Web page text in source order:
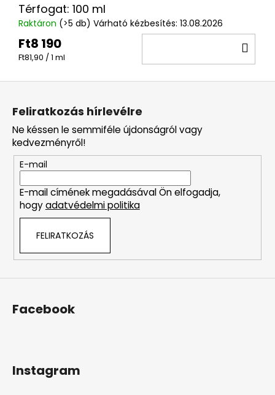
Térfogat: 100 ml
Raktáron (>5 db) Várható kézbesítés: 13.08.2026
Ft8 190
Egységár:
Ft81,90 / 1 ml
Feliratkozás hírlevélre
Ne késsen le semmiféle újdonságról vagy
kedvezményről!
E-mail
E-mail címének megadásával Ön elfogadja,
hogyadatvédelmi politika
FELIRATKOZÁS
Facebook
Instagram